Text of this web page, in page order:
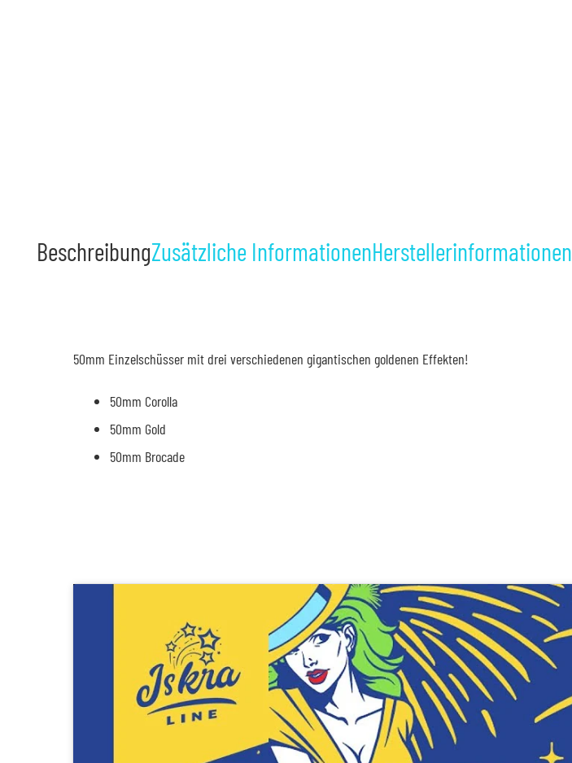
BeschreibungZusätzliche InformationenHerstellerinformationen
50mm Einzelschüsser mit drei verschiedenen gigantischen goldenen Effekten!
50mm Corolla
50mm Gold
50mm Brocade